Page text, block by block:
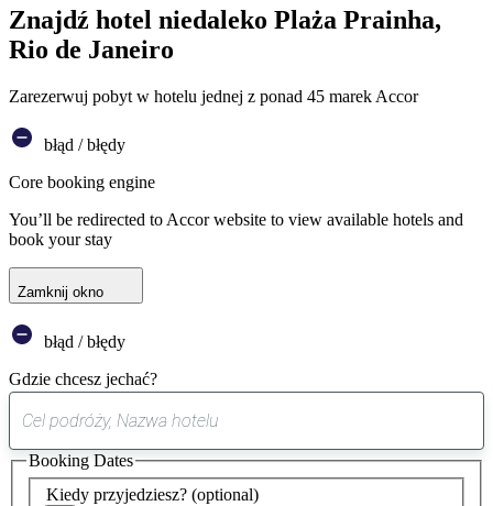
Znajdź hotel niedaleko Plaża Prainha,
Rio de Janeiro
Zarezerwuj pobyt w hotelu jednej z ponad 45 marek Accor
błąd / błędy
Core booking engine
You’ll be redirected to Accor website to view available hotels and
book your stay
Zamknij okno
błąd / błędy
Gdzie chcesz jechać?
sugestia
została
znaleziona
Kiedy przyjedziesz? (optional)
Booking Dates